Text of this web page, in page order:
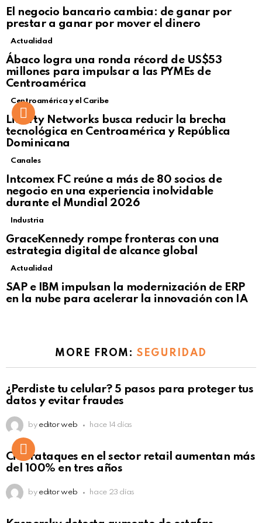
El negocio bancario cambia: de ganar por
prestar a ganar por mover el dinero
Not Safe For Work
Click to view this post
Actualidad
Ábaco logra una ronda récord de US$53
millones para impulsar a las PYMEs de
Centroamérica
Centroamérica y el Caribe
Liberty Networks busca reducir la brecha
tecnológica en Centroamérica y República
Dominicana
Canales
Intcomex FC reúne a más de 80 socios de
negocio en una experiencia inolvidable
durante el Mundial 2026
Industria
GraceKennedy rompe fronteras con una
estrategia digital de alcance global
Not Safe For Work
Click to view this post
Actualidad
SAP e IBM impulsan la modernización de ERP
en la nube para acelerar la innovación con IA
MORE FROM:SEGURIDAD
¿Perdiste tu celular? 5 pasos para proteger tus
datos y evitar fraudes
by editor web hace 14 días
Ciberataques en el sector retail aumentan más
del 100% en tres años
by editor web hace 23 días